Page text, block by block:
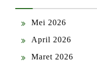
Mei 2026
April 2026
Maret 2026